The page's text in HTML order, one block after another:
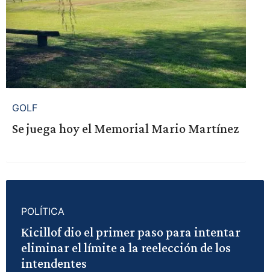
GOLF
Se juega hoy el Memorial Mario Martínez
POLÍTICA
Kicillof dio el primer paso para intentar
eliminar el límite a la reelección de los
intendentes